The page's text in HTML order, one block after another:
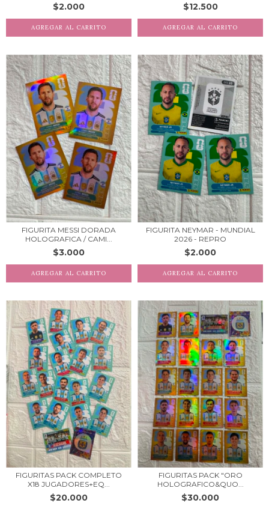
$2.000 $12.500
FIGURITA MESSI DORADA
HOLOGRAFICA / CAMI...
$3.000
FIGURITA NEYMAR - MUNDIAL
2026 - REPRO
$2.000
FIGURITAS PACK COMPLETO
X18 JUGADORES+EQ...
$20.000
FIGURITAS PACK "ORO
HOLOGRAFICO&QUO...
$30.000